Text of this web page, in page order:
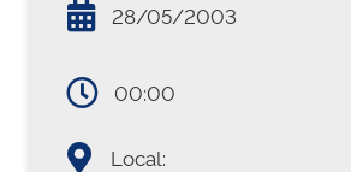
28/05/2003
00:00
Local: